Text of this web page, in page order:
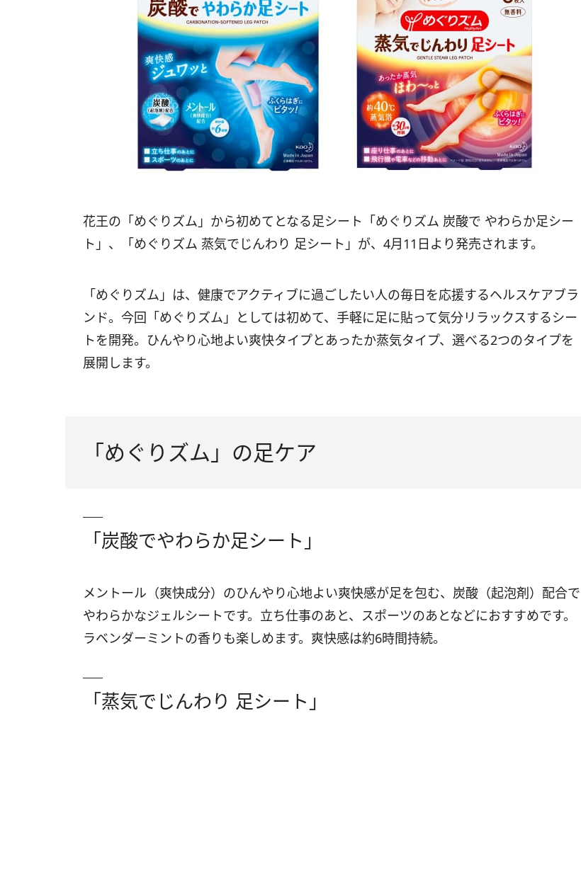
花王の「めぐりズム」から初めてとなる足シート「めぐりズム 炭酸で やわらか足シー
ト」、「めぐりズム 蒸気でじんわり 足シート」が、4月11日より発売されます。
「めぐりズム」は、健康でアクティブに過ごしたい人の毎日を応援するヘルスケアブラ
ンド。今回「めぐりズム」としては初めて、手軽に足に貼って気分リラックスするシー
トを開発。ひんやり心地よい爽快タイプとあったか蒸気タイプ、選べる2つのタイプを
展開します。
「めぐりズム」の足ケア
「炭酸でやわらか足シート」
メントール（爽快成分）のひんやり心地よい爽快感が足を包む、炭酸（起泡剤）配合で
やわらかなジェルシートです。立ち仕事のあと、スポーツのあとなどにおすすめです。
ラベンダーミントの香りも楽しめます。爽快感は約6時間持続。
「蒸気でじんわり 足シート」